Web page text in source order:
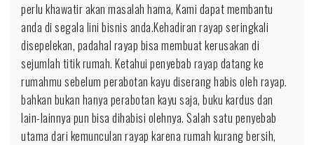
perlu khawatir akan masalah hama, Kami dapat membantu
anda di segala lini bisnis anda.Kehadiran rayap seringkali
disepelekan, padahal rayap bisa membuat kerusakan di
sejumlah titik rumah. Ketahui penyebab rayap datang ke
rumahmu sebelum perabotan kayu diserang habis oleh rayap.
bahkan bukan hanya perabotan kayu saja, buku kardus dan
lain-lainnya pun bisa dihabisi olehnya. Salah satu penyebab
utama dari kemunculan rayap karena rumah kurang bersih,